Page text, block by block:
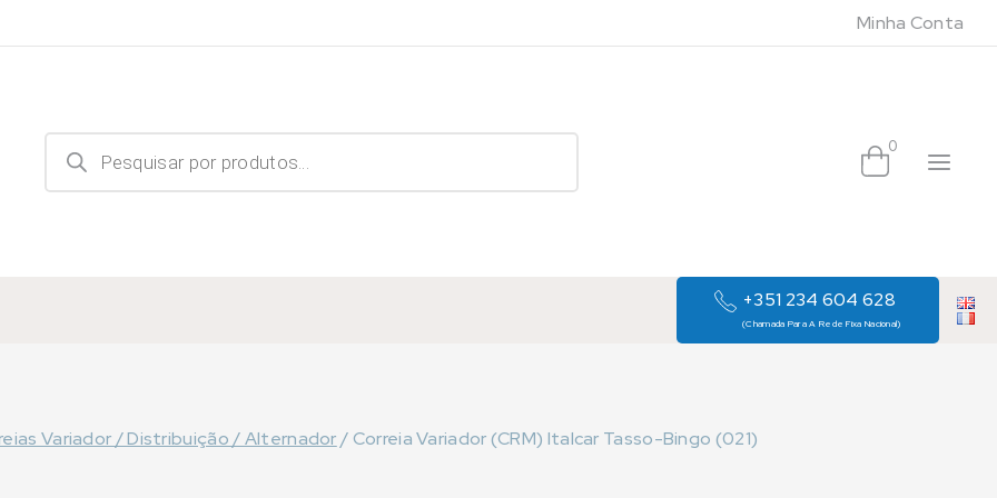
Minha Conta
Products
search 0
+351 234 604 628
(Chamada Para A Rede Fixa Nacional)
Variador / Distribuição / Alternador/Correia Variador (CRM) Italcar Tasso-Bingo (021)